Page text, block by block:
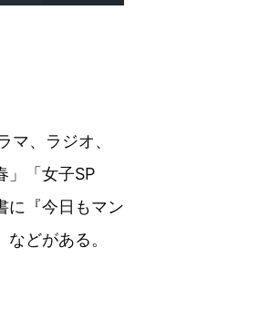
、ラジオ、
」「女子SP
に『今日もマン
どがある。